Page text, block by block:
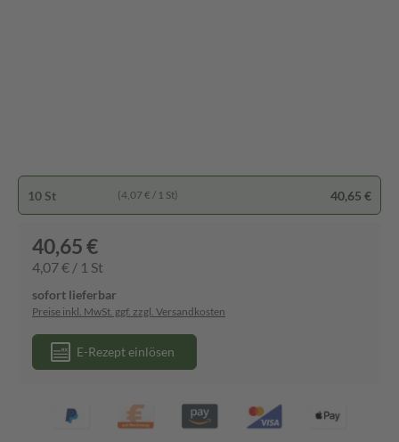
10 St (4,07 € / 1 St) 40,65 €
40,65 €
4,07 € / 1 St
sofort lieferbar
Preise inkl. MwSt. ggf. zzgl. Versandkosten
E-Rezept einlösen